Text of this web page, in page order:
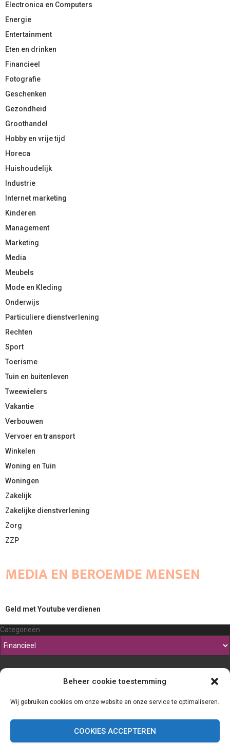
Beheer cookie toestemming
Wij gebruiken cookies om onze website en onze service te optimaliseren.
COOKIES ACCEPTEREN
Electronica en Computers
Energie
Entertainment
Eten en drinken
Financieel
Fotografie
Geschenken
Gezondheid
Groothandel
Hobby en vrije tijd
Horeca
Huishoudelijk
Industrie
Internet marketing
Kinderen
Management
Marketing
Media
Meubels
Mode en Kleding
Onderwijs
Particuliere dienstverlening
Rechten
Sport
Toerisme
Tuin en buitenleven
Tweewielers
Vakantie
Verbouwen
Vervoer en transport
Winkelen
Woning en Tuin
Woningen
Zakelijk
Zakelijke dienstverlening
Zorg
ZZP
MEDIA EN BEROEMDE MENSEN
Geld met Youtube verdienen
Categorieën